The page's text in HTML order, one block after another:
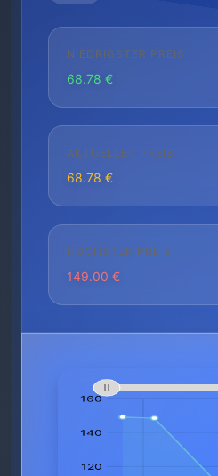
NIEDRIGSTER PREIS
68.78 €
AKTUELLER PREIS
68.78 €
HÖCHSTER PREIS
149.00 €